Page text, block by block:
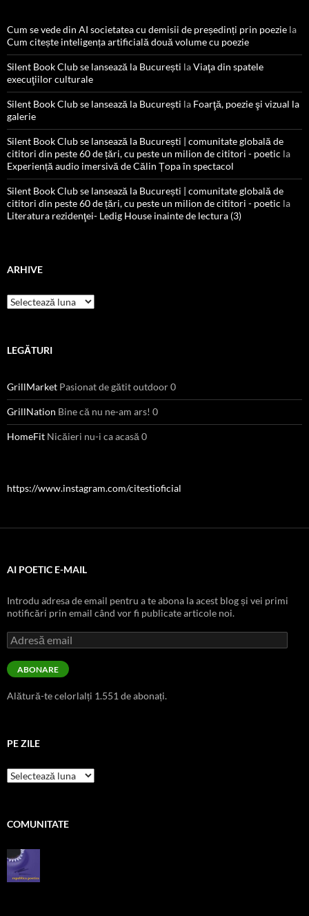
Cum se vede din AI societatea cu demisii de președinți prin poezie la
Cum citește inteligența artificială două volume cu poezie
Silent Book Club se lansează la București laViaţa din spatele
execuţiilor culturale
Silent Book Club se lansează la București la Foarţă, poezie şi vizual la
galerie
Silent Book Club se lansează la București | comunitate globală de
cititori din peste 60 de țări, cu peste un milion de cititori - poetic la
Experiență audio imersivă de Călin Țopa în spectacol
Silent Book Club se lansează la București | comunitate globală de
cititori din peste 60 de țări, cu peste un milion de cititori - poetic la
Literatura rezidenţei- Ledig House inainte de lectura (3)
ARHIVE
Arhive
LEGĂTURI
GrillMarket Pasionat de gătit outdoor 0
GrillNation Bine că nu ne-am ars! 0
HomeFit Nicăieri nu-i ca acasă 0
https://www.instagram.com/citestioficial
AI POETIC E-MAIL
Introdu adresa de email pentru a te abona la acest blog și vei primi
notificări prin email când vor fi publicate articole noi.
Adresă
email
ABONARE
Alătură-te celorlalți 1.551 de abonați.
PE ZILE
pe
zile
COMUNITATE